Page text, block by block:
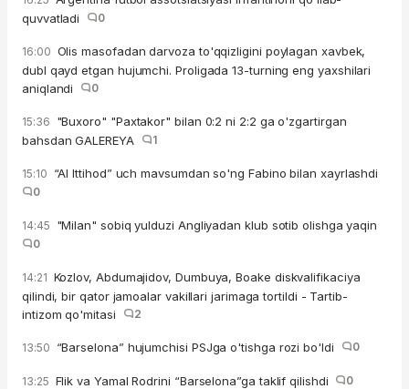
quvvatladi
0
16:00 Olis masofadan darvoza to'qqizligini poylagan xavbek,
dubl qayd etgan hujumchi. Proligada 13-turning eng yaxshilari
aniqlandi
0
15:36 "Buxoro" "Paxtakor" bilan 0:2 ni 2:2 ga o'zgartirgan
bahsdan GALEREYA
1
15:10 “Al Ittihod” uch mavsumdan so'ng Fabino bilan xayrlashdi
0
14:45 "Milan" sobiq yulduzi Angliyadan klub sotib olishga yaqin
0
14:21 Kozlov, Abdumajidov, Dumbuya, Boake diskvalifikaciya
qilindi, bir qator jamoalar vakillari jarimaga tortildi - Tartib-
intizom qo'mitasi
2
13:50 “Barselona” hujumchisi PSJga o'tishga rozi bo'ldi 0
13:25 Flik va Yamal Rodrini “Barselona”ga taklif qilishdi 0